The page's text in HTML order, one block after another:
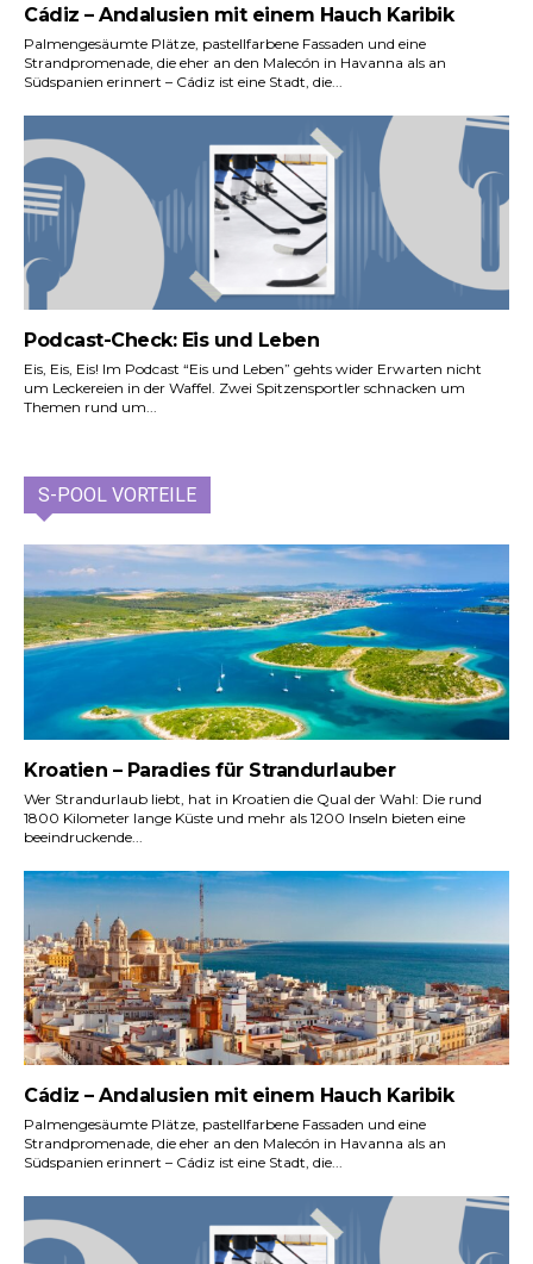
Cádiz – Andalusien mit einem Hauch Karibik
Palmengesäumte Plätze, pastellfarbene Fassaden und eine
Strandpromenade, die eher an den Malecón in Havanna als an
Südspanien erinnert – Cádiz ist eine Stadt, die...
Podcast-Check: Eis und Leben
Eis, Eis, Eis! Im Podcast “Eis und Leben” gehts wider Erwarten nicht
um Leckereien in der Waffel. Zwei Spitzensportler schnacken um
Themen rund um...
S-POOL VORTEILE
Kroatien – Paradies für Strandurlauber
Wer Strandurlaub liebt, hat in Kroatien die Qual der Wahl: Die rund
1800 Kilometer lange Küste und mehr als 1200 Inseln bieten eine
beeindruckende...
Cádiz – Andalusien mit einem Hauch Karibik
Palmengesäumte Plätze, pastellfarbene Fassaden und eine
Strandpromenade, die eher an den Malecón in Havanna als an
Südspanien erinnert – Cádiz ist eine Stadt, die...